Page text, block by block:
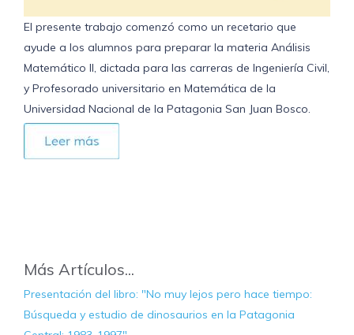
El presente trabajo comenzó como un recetario que
ayude a los alumnos para preparar la materia Análisis
Matemático II, dictada para las carreras de Ingeniería Civil,
y Profesorado universitario en Matemática de la
Universidad Nacional de la Patagonia San Juan Bosco.
Más Artículos...
Presentación del libro: "No muy lejos pero hace tiempo:
Búsqueda y estudio de dinosaurios en la Patagonia